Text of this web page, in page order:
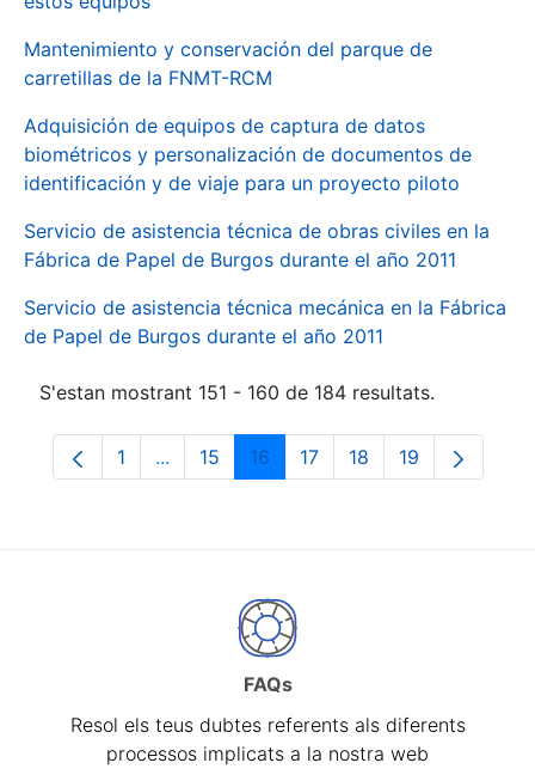
Mantenimiento y conservación del parque de
carretillas de la FNMT-RCM
Adquisición de equipos de captura de datos
biométricos y personalización de documentos de
identificación y de viaje para un proyecto piloto
Servicio de asistencia técnica de obras civiles en la
Fábrica de Papel de Burgos durante el año 2011
Servicio de asistencia técnica mecánica en la Fábrica
de Papel de Burgos durante el año 2011
S'estan mostrant 151 - 160 de 184 resultats.
Pàgina
1 ...Pàgines intermèdies Utilitzeu TAB per
Pàgina
15 Pàgina
16 Pàgina
17 Pàgina
18 Pàgina
19
FAQs
Resol els teus dubtes referents als diferents
processos implicats a la nostra web